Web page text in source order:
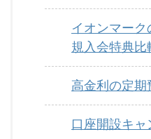
イオンマー
規入会特典比
高金利の定期
口座開設キ